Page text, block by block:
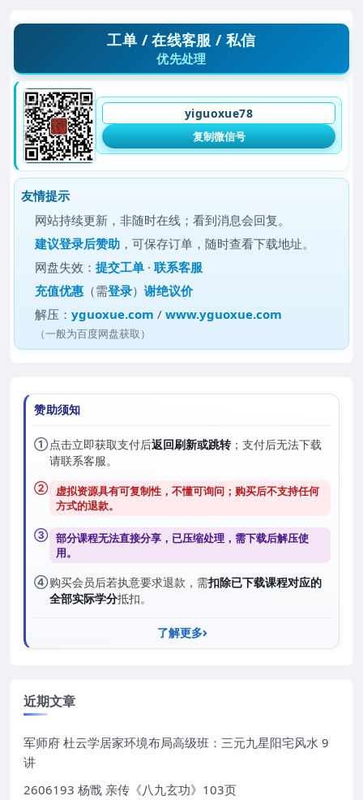
工单 / 在线客服 / 私信
优先处理
yiguoxue78
复制微信号
友情提示
网站持续更新，非随时在线；看到消息会回复。
建议登录后赞助 ，可保存订单，随时查看下载地址。
网盘失效：提交工单 ·联系客服
充值优惠 （需登录）谢绝议价
解压：yguoxue.com /www.yguoxue.com
（一般为百度网盘获取）
赞助须知
① 点击立即获取支付后返回刷新或跳转；支付后无法下载
请联系客服。
② 虚拟资源具有可复制性，不懂可询问；购买后不支持任何
方式的退款。
③ 部分课程无法直接分享，已压缩处理，需下载后解压使
用。
④购买会员后若执意要求退款，需扣除已下载课程对应的
全部实际学分抵扣。
了解更多
近期文章
军师府 杜云学居家环境布局高级班：三元九星阳宅风水 9
讲
2606193 杨戬 亲传《八九玄功》103页